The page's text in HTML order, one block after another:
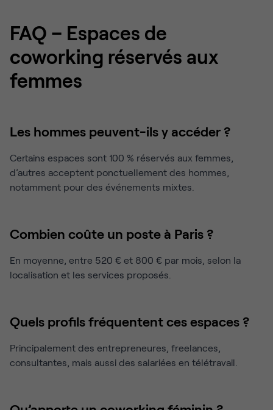
FAQ – Espaces de
coworking réservés aux
femmes
Les hommes peuvent-ils y accéder ?
Certains espaces sont 100 % réservés aux femmes,
d’autres acceptent ponctuellement des hommes,
notamment pour des événements mixtes.
Combien coûte un poste à Paris ?
En moyenne, entre 520 € et 800 € par mois, selon la
localisation et les services proposés.
Quels profils fréquentent ces espaces ?
Principalement des entrepreneures, freelances,
consultantes, mais aussi des salariées en télétravail.